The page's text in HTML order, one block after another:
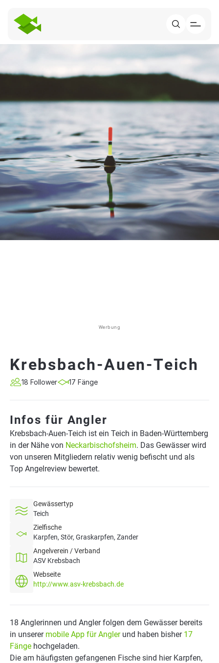
Werbung
Krebsbach-Auen-Teich
18 Follower 17 Fänge
Infos für Angler
Krebsbach-Auen-Teich ist ein Teich in Baden-Württemberg
in der Nähe von Neckarbischofsheim. Das Gewässer wird
von unseren Mitgliedern relativ wenig befischt und als
Top Angelreview bewertet.
Gewässertyp
Teich
Zielfische
Karpfen, Stör, Graskarpfen, Zander
Angelverein / Verband
ASV Krebsbach
Webseite
http://www.asv-krebsbach.de
18 Anglerinnen und Angler folgen dem Gewässer bereits
in unserer mobile App für Anglerund haben bisher 17
Fänge hochgeladen.
Die am häufigsten gefangenen Fische sind hier Karpfen,